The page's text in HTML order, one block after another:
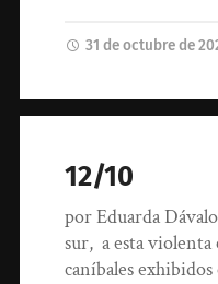
31 de octubre de
12/10
por Eduarda
sur, a esta
caníbales